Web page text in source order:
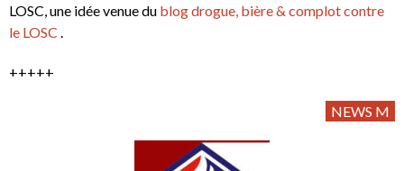
LOSC, une idée venue du blog drogue, bière & complot contre
le LOSC
+++++
NEWS M